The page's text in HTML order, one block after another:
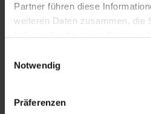
Partner führen diese
weiteren Daten zusammen, die
haben oder die sie im Rahmen
Notwendig
Präferenzen
Eenvoudig te installeren:Met
filter gewoon aansluiten op de
tank, integreren in je
filteren. Na één seizoen (of na
gewoon het filterpatroon en
Echt duurzaam: